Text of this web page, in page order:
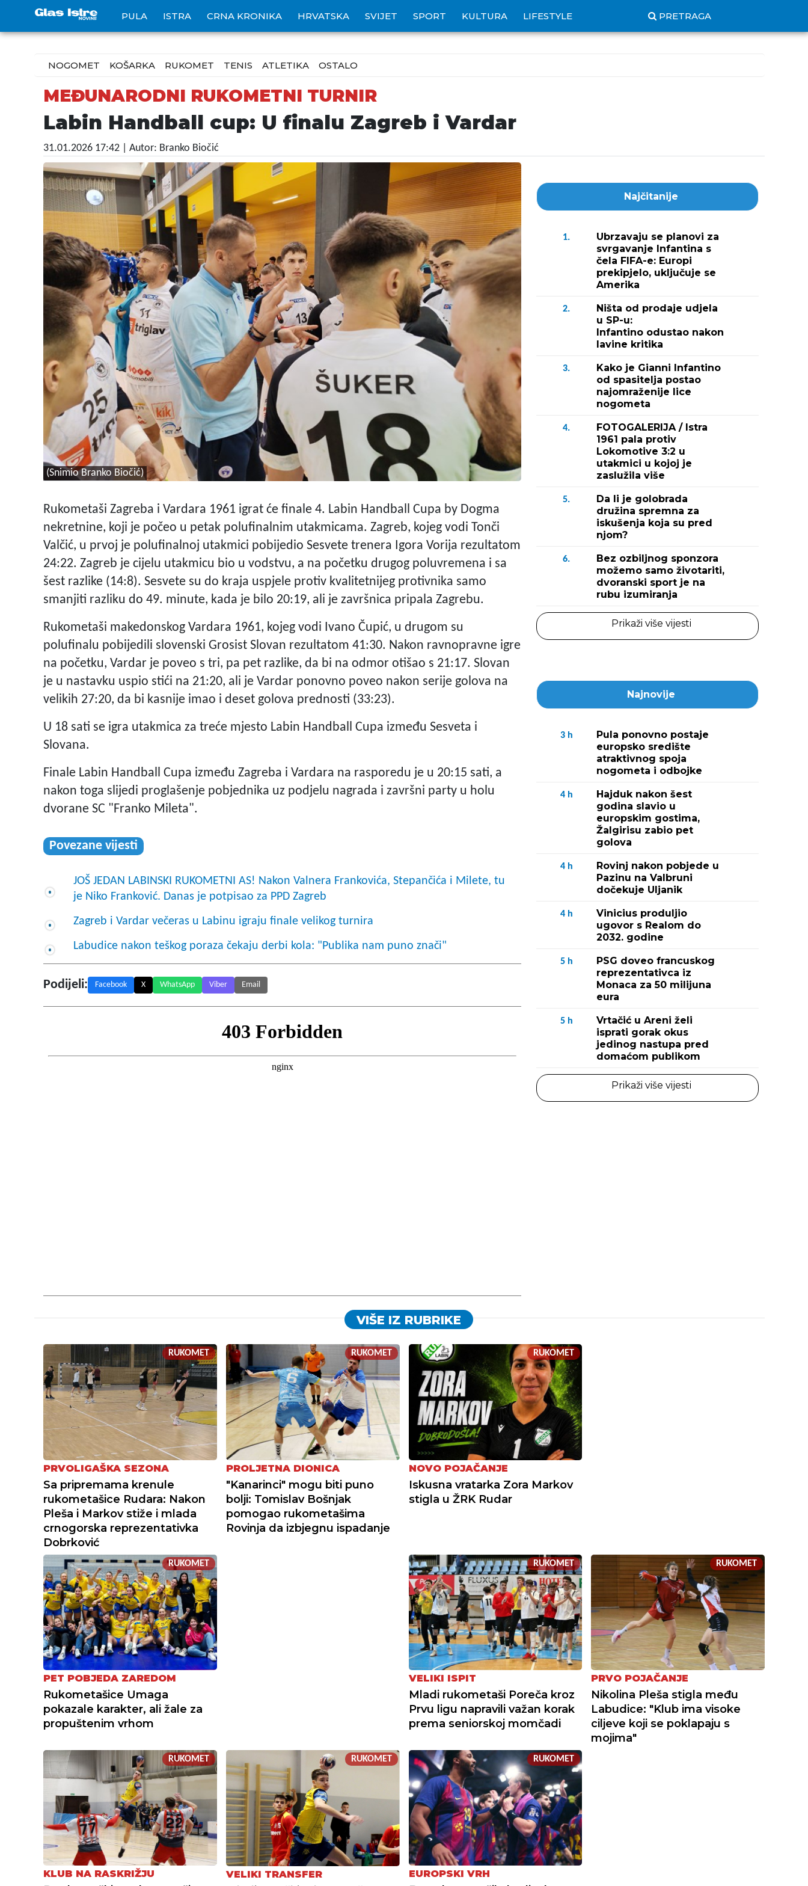
PULA ISTRA CRNA KRONIKA HRVATSKA SVIJET SPORT KULTURA LIFESTYLE PRETRAGA
NOGOMET KOŠARKA RUKOMET TENIS ATLETIKA OSTALO
MEĐUNARODNI RUKOMETNI TURNIR
Labin Handball cup: U finalu Zagreb i Vardar
31.01.2026 17:42 | Autor: Branko Biočić
(Snimio Branko Biočić)
Rukometaši Zagreba i Vardara 1961 igrat će finale 4. Labin Handball Cupa by Dogma
nekretnine, koji je počeo u petak polufinalnim utakmicama. Zagreb, kojeg vodi Tonči
Valčić, u prvoj je polufinalnoj utakmici pobijedio Sesvete trenera Igora Vorija rezultatom
24:22. Zagreb je cijelu utakmicu bio u vodstvu, a na početku drugog poluvremena i sa
šest razlike (14:8). Sesvete su do kraja uspjele protiv kvalitetnijeg protivnika samo
smanjiti razliku do 49. minute, kada je bilo 20:19, ali je završnica pripala Zagrebu.
Rukometaši makedonskog Vardara 1961, kojeg vodi Ivano Čupić, u drugom su
polufinalu pobijedili slovenski Grosist Slovan rezultatom 41:30. Nakon ravnopravne igre
na početku, Vardar je poveo s tri, pa pet razlike, da bi na odmor otišao s 21:17. Slovan
je u nastavku uspio stići na 21:20, ali je Vardar ponovno poveo nakon serije golova na
velikih 27:20, da bi kasnije imao i deset golova prednosti (33:23).
U 18 sati se igra utakmica za treće mjesto Labin Handball Cupa između Sesveta i
Slovana.
Finale Labin Handball Cupa između Zagreba i Vardara na rasporedu je u 20:15 sati, a
nakon toga slijedi proglašenje pobjednika uz podjelu nagrada i završni party u holu
dvorane SC "Franko Mileta".
Povezane vijesti
JOŠ JEDAN LABINSKI RUKOMETNI AS! Nakon Valnera Frankovića, Stepančića i Milete, tu
je Niko Franković. Danas je potpisao za PPD Zagreb
Zagreb i Vardar večeras u Labinu igraju finale velikog turnira
Labudice nakon teškog poraza čekaju derbi kola: "Publika nam puno znači"
Podijeli: Facebook X WhatsApp Viber Email
Najčitanije
1.
Ubrzavaju se planovi za
svrgavanje Infantina s
čela FIFA-e: Europi
prekipjelo, uključuje se
Amerika
2.
Ništa od prodaje udjela
u SP-u:
Infantino odustao nakon
lavine kritika
3.
Kako je Gianni Infantino
od spasitelja postao
najomraženije lice
nogometa
4.
FOTOGALERIJA / Istra
1961 pala protiv
Lokomotive 3:2 u
utakmici u kojoj je
zaslužila više
5.
Da li je golobrada
družina spremna za
iskušenja koja su pred
njom?
6.
Bez ozbiljnog sponzora
možemo samo životariti,
dvoranski sport je na
rubu izumiranja
Prikaži više vijesti
Najnovije
3 h
Pula ponovno postaje
europsko središte
atraktivnog spoja
nogometa i odbojke
4 h
Hajduk nakon šest
godina slavio u
europskim gostima,
Žalgirisu zabio pet
golova
4 h
Rovinj nakon pobjede u
Pazinu na Valbruni
dočekuje Uljanik
4 h
Vinicius produljio
ugovor s Realom do
2032. godine
5 h
PSG doveo francuskog
reprezentativca iz
Monaca za 50 milijuna
eura
5 h
Vrtačić u Areni želi
isprati gorak okus
jedinog nastupa pred
domaćom publikom
Prikaži više vijesti
VIŠE IZ RUBRIKE
RUKOMET
PRVOLIGAŠKA SEZONA
Sa pripremama krenule
rukometašice Rudara: Nakon
Pleša i Markov stiže i mlada
crnogorska reprezentativka
Dobrković
RUKOMET
PROLJETNA DIONICA
"Kanarinci" mogu biti puno
bolji: Tomislav Bošnjak
pomogao rukometašima
Rovinja da izbjegnu ispadanje
RUKOMET
NOVO POJAČANJE
Iskusna vratarka Zora Markov
stigla u ŽRK Rudar
RUKOMET
PET POBJEDA ZAREDOM
Rukometašice Umaga
pokazale karakter, ali žale za
propuštenim vrhom
RUKOMET
VELIKI ISPIT
Mladi rukometaši Poreča kroz
Prvu ligu napravili važan korak
prema seniorskoj momčadi
RUKOMET
PRVO POJAČANJE
Nikolina Pleša stigla među
Labudice: "Klub ima visoke
ciljeve koji se poklapaju s
mojima"
RUKOMET
KLUB NA RASKRIŽJU
RUKOMET
VELIKI TRANSFER
RUKOMET
EUROPSKI VRH